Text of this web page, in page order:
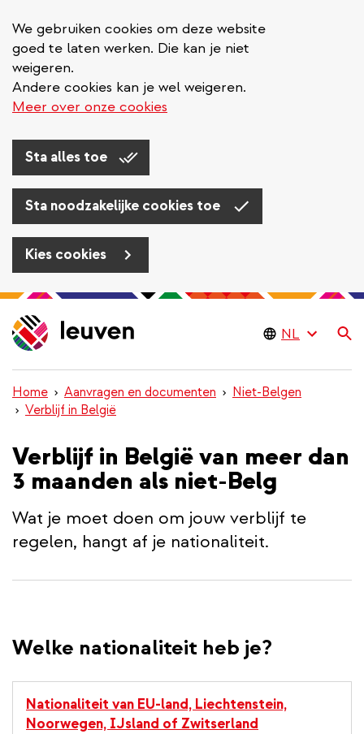
We gebruiken cookies om deze website
goed te laten werken. Die kan je niet
weigeren.
Andere cookies kan je wel weigeren.
Meer over onze cookies
Sta alles toe
Sta noodzakelijke cookies toe
Kies cookies
Overslaan
en
naar
inhoud
gaan
Home Aanvragen en documenten
Niet-Belgen
Verblijf in België
Verblijf in België van meer dan
3 maanden als niet-Belg
Wat je moet doen om jouw verblijf te
regelen, hangt af je nationaliteit.
Welke nationaliteit heb je?
Nationaliteit van EU-land, Liechtenstein,
Noorwegen, IJsland of Zwitserland